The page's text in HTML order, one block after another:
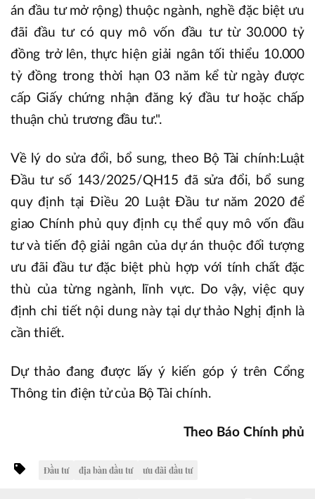
án đầu tư mở rộng) thuộc ngành, nghề đặc biệt ưu
đãi đầu tư có quy mô vốn đầu tư từ 30.000 tỷ
đồng trở lên, thực hiện giải ngân tối thiểu 10.000
tỷ đồng trong thời hạn 03 năm kể từ ngày được
cấp Giấy chứng nhận đăng ký đầu tư hoặc chấp
thuận chủ trương đầu tư.".
Về lý do sửa đổi, bổ sung, theo Bộ Tài chính:Luật
Đầu tư số 143/2025/QH15 đã sửa đổi, bổ sung
quy định tại Điều 20 Luật Đầu tư năm 2020 để
giao Chính phủ quy định cụ thể quy mô vốn đầu
tư và tiến độ giải ngân của dự án thuộc đối tượng
ưu đãi đầu tư đặc biệt phù hợp với tính chất đặc
thù của từng ngành, lĩnh vực. Do vậy, việc quy
định chi tiết nội dung này tại dự thảo Nghị định là
cần thiết.
Dự thảo đang được lấy ý kiến góp ý trên Cổng
Thông tin điện tử của Bộ Tài chính.
Theo Báo Chính phủ
Đầu tư địa bàn đầu tư ưu đãi đầu tư